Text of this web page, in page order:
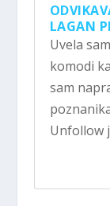
LAGAN
Uvela
komodi
sam
Unfollow